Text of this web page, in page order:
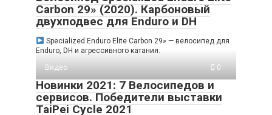
Carbon 29» (2020). Карбоновый
двухподвес для Enduro и DH
Specialized Enduro Elite Carbon 29» — велосипед для
Enduro, DH и агрессивного катания.
Видео
0
Новинки 2021: 7 Велосипедов и
сервисов. Победители выставки
TaiPei Cycle 2021